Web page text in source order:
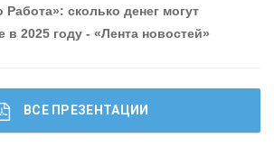
Работа»: сколько денег могут
в 2025 году - «Лента новостей»
ВСЕ ПРЕЗЕНТАЦИИ